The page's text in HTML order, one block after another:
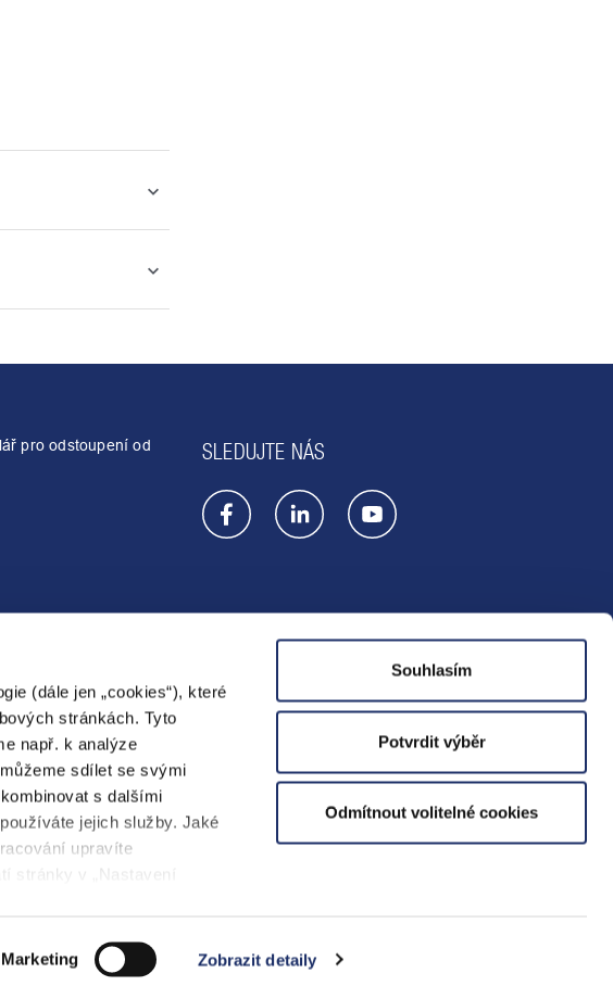
(dále jen „cookies“), které
stránkách. Tyto
např. k analýze
sdílet se svými
s dalšími
jejich služby. Jaké
upravíte
stránky v „Nastavení
Marketing Zobrazit detaily
Souhlasím
Potvrdit výběr
Odmítnout volitelné cookies
pro odstoupení od
SLEDUJTE NÁS
KORMARK VOLTCOM Yello